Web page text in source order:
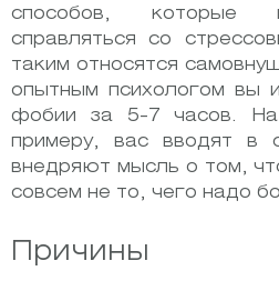
способов, которые
справляться со
таким относятся
опытным психологом вы
фобии за 5-7 часов. На
примеру, вас вводят в
внедряют мысль о том,
совсем не то, чего надо
Причины